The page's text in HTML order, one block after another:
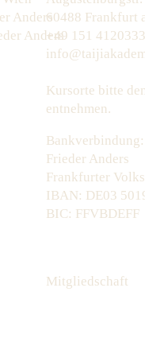
Anders
Anders
60488 Frankfurt
+49 151
Kursorte bitte
entnehmen.
Bankverbindung:
Frieder Anders
Frankfurter
IBAN: DE03
BIC: FFVBDEFF
Mitgliedschaft